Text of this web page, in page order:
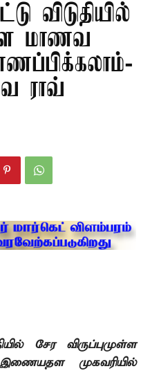
விடுதியில்
மாணவ
ராவ்
சேர விருப்புமுள்ள
முகவரியில்